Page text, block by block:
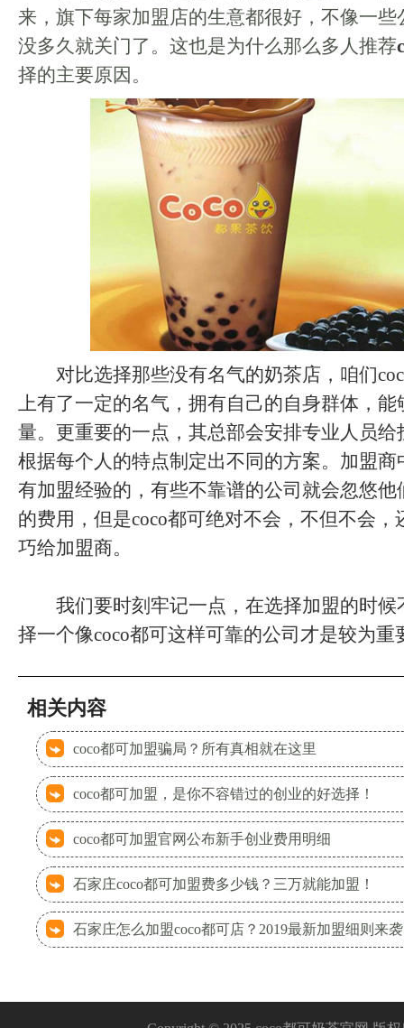
来，旗下每家加盟店的生意都很好，不像一
没多久就关门了。这也是为什么那么多人推荐
择的主要原因。
对比选择那些没有名气的奶茶店，咱们
上有了一定的名气，拥有自己的自身群体，能
量。更重要的一点，其总部会安排专业人员给
根据每个人的特点制定出不同的方案。加盟商
有加盟经验的，有些不靠谱的公司就会忽悠他
的费用，但是coco都可绝对不会，不但不会，
巧给加盟商。
我们要时刻牢记一点，在选择加盟的时候
择一个像coco都可这样可靠的公司才是较为重
相关内容
coco都可加盟骗局？所有真相就在这里
coco都可加盟，是你不容错过的创业的好选择！
coco都可加盟官网公布新手创业费用明细
石家庄coco都可加盟费多少钱？三万就能加盟！
石家庄怎么加盟coco都可店？2019最新加盟细则来袭